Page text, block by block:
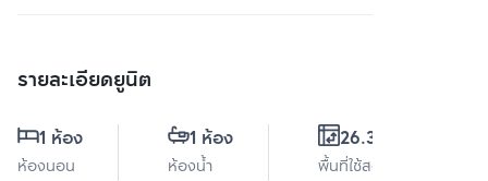
รายละเอียดยูนิต
1 ห้อง
ห้องนอน
1 ห้อง
ห้องน้ำ
26.35 ตร.ม.
พื้นที่ใช้สอย